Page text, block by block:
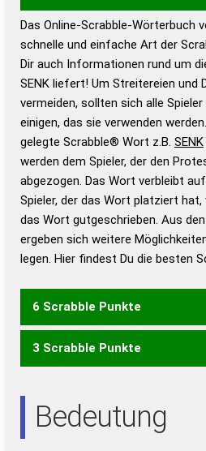
Wortwurzel liefert mit Hilfe
Wortanalyse-Algorithmus gute
Wortbedeutung, Worttrennung
Gültigkeit eines Wortes für das
bestimmen!
zugelassene
Wörterbücher sind:
Duden –
Duden –
Deutsch
Duden –
Duden –
Das Online-Scrabble-Wörterbuch
schnelle und einfache Art der
Dir auch Informationen rund um
SENK liefert! Um Streitereien und
vermeiden, sollten sich alle
einigen, das sie verwenden
gelegte Scrabble® Wort z.B. SENK
werden dem Spieler, der den
abgezogen. Das Wort verbleibt
Spieler, der das Wort platziert
das Wort gutgeschrieben. Aus
ergeben sich weitere
legen. Hier findest Du die besten
6 Scrabble Punkte
KEN
3 Scrabble Punkte
Bedeutung